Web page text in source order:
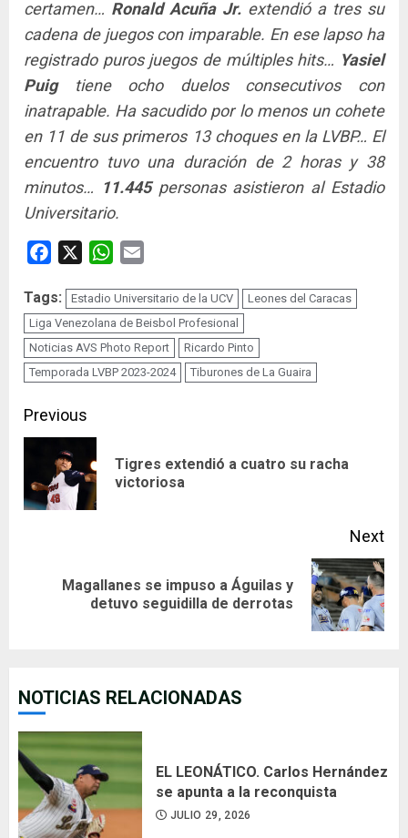
certamen… Ronald Acuña Jr. extendió a tres su
cadena de juegos con imparable. En ese lapso ha
registrado puros juegos de múltiples hits… Yasiel
Puigtiene ocho duelos consecutivos con
inatrapable. Ha sacudido por lo menos un cohete
en 11 de sus primeros 13 choques en la LVBP… El
encuentro tuvo una duración de 2 horas y 38
minutos… 11.445personas asistieron al Estadio
Universitario.
Facebook WhatsApp
Tags: Estadio Universitario de la UCV
Leones del Caracas
Liga Venezolana de Beisbol Profesional
Noticias AVS Photo Report
Ricardo Pinto
Temporada LVBP 2023-2024
Tiburones de La Guaira
Continue
Reading
Previous
Tigres extendió a cuatro su racha
victoriosa
Next
Magallanes se impuso a Águilas y
detuvo seguidilla de derrotas
NOTICIAS RELACIONADAS
EL LEONÁTICO. Carlos Hernández
se apunta a la reconquista
JULIO 29, 2026